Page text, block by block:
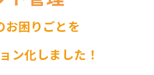
お困りごとを
ン化しました！